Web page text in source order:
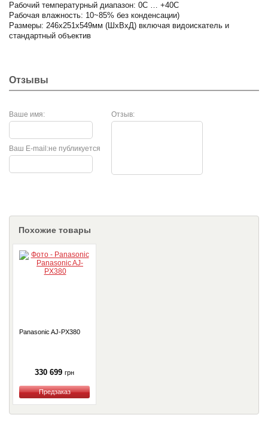
Рабочий температурный диапазон: 0C … +40C
Рабочая влажность: 10~85% без конденсации)
Размеры: 246х251х549мм (ШхВхД) включая видоискатель и
стандартный объектив
Отзывы
Ваше имя: Отзыв:
не публикуется
Ваш E-mail:
Похожие товары
Panasonic AJ-PX380
330 699 грн
Купить